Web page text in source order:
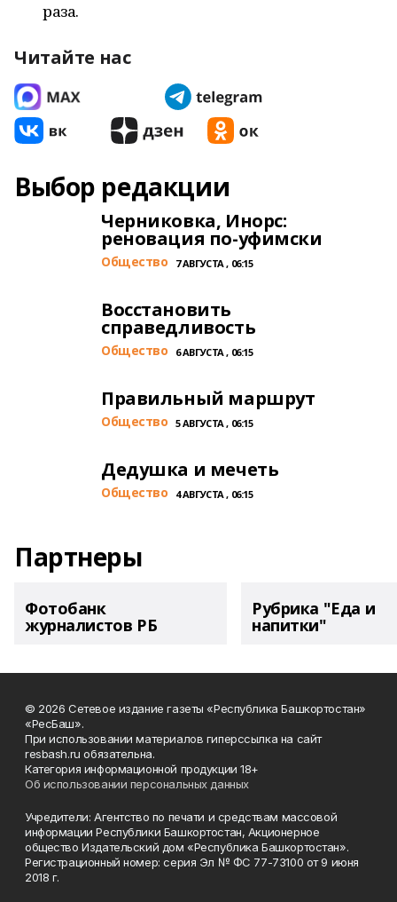
раза.
Читайте нас
Выбор редакции
Черниковка, Инорс:
реновация по-уфимски
Общество 7 АВГУСТА , 06:15
Восстановить
справедливость
Общество 6 АВГУСТА , 06:15
Правильный маршрут
Общество 5 АВГУСТА , 06:15
Дедушка и мечеть
Общество 4 АВГУСТА , 06:15
Партнеры
Фотобанк
журналистов РБ
Рубрика "Еда и
напитки"
© 2026 Сетевое издание газеты «Республика Башкортостан»
«РесБаш».
При использовании материалов гиперссылка на сайт
resbash.ru обязательна.
Категория информационной продукции 18+
Об использовании персональных данных
Учредители: Агентство по печати и средствам массовой
информации Республики Башкортостан, Акционерное
общество Издательский дом «Республика Башкортостан».
Регистрационный номер: серия Эл № ФС 77-73100 от 9 июня
2018 г.